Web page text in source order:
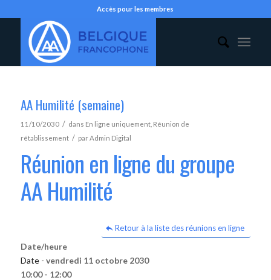
Accès pour les membres
AA Humilité (semaine)
11/10/2030 / dans En ligne uniquement, Réunion de
rétablissement / parAdmin Digital
Réunion en ligne du groupe
AA Humilité
Retour à la liste des réunions en ligne
Date/heure
Date - vendredi 11 octobre 2030
10:00 - 12:00